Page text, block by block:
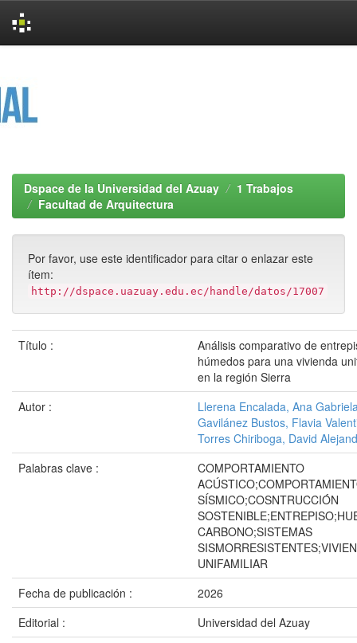
Dspace de la Universidad del Azuay
1 Trabajos
Facultad de Arquitectura
Por favor, use este identificador para citar o enlazar este
ítem:
http://dspace.uazuay.edu.ec/handle/datos/17007
Título :
Análisis comparativo de
húmedos para una vivienda
en la región Sierra
Autor :
Llerena Encalada, Ana
Gavilánez Bustos, Flavia
Torres Chiriboga, David
Palabras clave :
COMPORTAMIENTO
SÍSMICO;COSNTRUCCIÓN
CARBONO;SISTEMAS
UNIFAMILIAR
Fecha de publicación :
2026
Editorial :
Universidad del Azuay